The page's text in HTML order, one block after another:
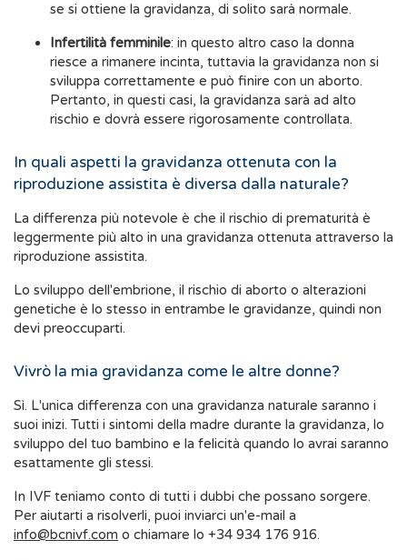
se si ottiene la gravidanza, di solito sarà normale.
Infertilità femminile: in questo altro caso la donna
riesce a rimanere incinta, tuttavia la gravidanza non si
sviluppa correttamente e può finire con un aborto.
Pertanto, in questi casi, la gravidanza sarà ad alto
rischio e dovrà essere rigorosamente controllata.
In quali aspetti la gravidanza ottenuta con la
riproduzione assistita è diversa dalla naturale?
La differenza più notevole è che il rischio di prematurità è
leggermente più alto in una gravidanza ottenuta attraverso la
riproduzione assistita.
Lo sviluppo dell'embrione, il rischio di aborto o alterazioni
genetiche è lo stesso in entrambe le gravidanze, quindi non
devi preoccuparti.
Vivrò la mia gravidanza come le altre donne?
Sì. L'unica differenza con una gravidanza naturale saranno i
suoi inizi. Tutti i sintomi della madre durante la gravidanza, lo
sviluppo del tuo bambino e la felicità quando lo avrai saranno
esattamente gli stessi.
In IVF teniamo conto di tutti i dubbi che possano sorgere.
Per aiutarti a risolverli, puoi inviarci un'e-mail a
info@bcnivf.com o chiamare lo +34 934 176 916.